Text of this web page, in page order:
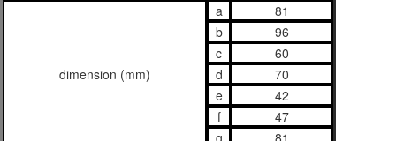
dimension (mm)
a
81
b
96
c
60
d
70
e
42
f
47